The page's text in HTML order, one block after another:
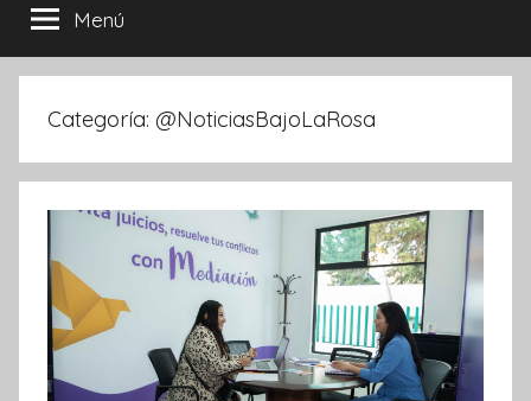
Menú
Categoría: @NoticiasBajoLaRosa